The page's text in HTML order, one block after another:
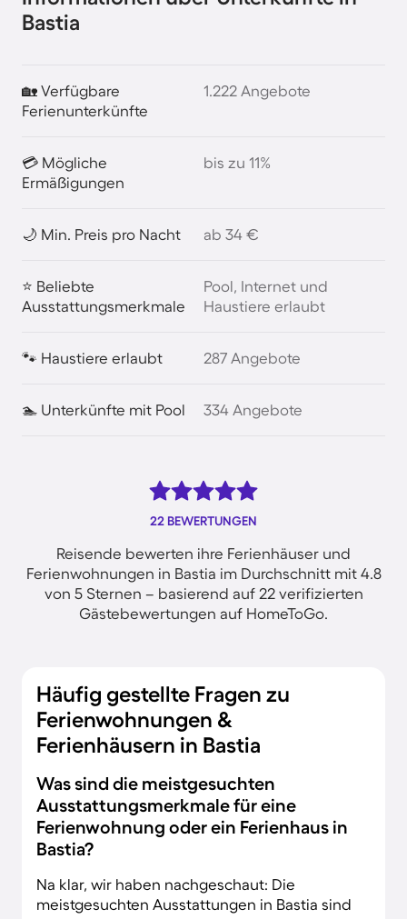
Bastia
🏡 Verfügbare
Ferienunterkünfte
1.222 Angebote
💳 Mögliche
Ermäßigungen
bis zu 11%
🌙 Min. Preis pro Nacht ab 34 €
⭐ Beliebte
Ausstattungsmerkmale
Pool, Internet und
Haustiere erlaubt
🐾 Haustiere erlaubt 287 Angebote
🏊 Unterkünfte mit Pool 334 Angebote
22 BEWERTUNGEN
Reisende bewerten ihre Ferienhäuser und
Ferienwohnungen in Bastia im Durchschnitt mit 4.8
von 5 Sternen – basierend auf 22 verifizierten
Gästebewertungen auf HomeToGo.
Häufig gestellte Fragen zu
Ferienwohnungen &
Ferienhäusern in Bastia
Was sind die meistgesuchten
Ausstattungsmerkmale für eine
Ferienwohnung oder ein Ferienhaus in
Bastia?
Na klar, wir haben nachgeschaut: Die
meistgesuchten Ausstattungen in Bastia sind